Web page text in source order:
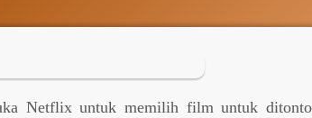
Netflix untuk memilih film untuk